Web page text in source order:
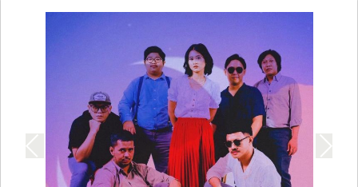
チケット：Door ¥2000 (+1drink order)